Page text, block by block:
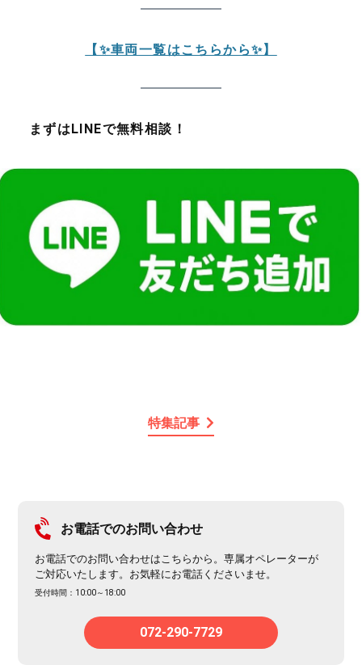
【✨️車両一覧はこちらから✨️】
まずはLINEで無料相談！
特集記事
お電話でのお問い合わせ
お電話でのお問い合わせはこちらから。専属オペレーターが
ご対応いたします。お気軽にお電話くださいませ。
受付時間：10:00～18:00
072-290-7729